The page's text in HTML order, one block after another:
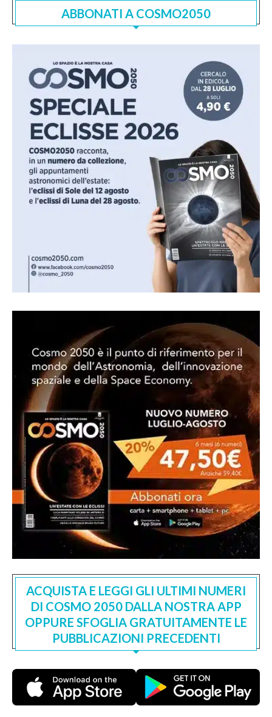
ABBONATI A COSMO2050
ACQUISTA E LEGGI GLI ULTIMI NUMERI
DI COSMO 2050 DALLA NOSTRA APP
OPPURE SFOGLIA GRATUITAMENTE LE
PUBBLICAZIONI PRECEDENTI